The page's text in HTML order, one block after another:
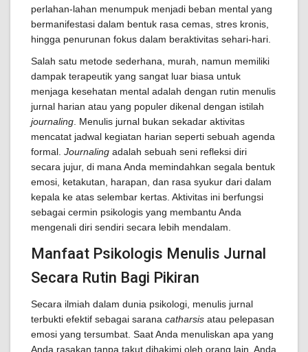
perlahan-lahan menumpuk menjadi beban mental yang
bermanifestasi dalam bentuk rasa cemas, stres kronis,
hingga penurunan fokus dalam beraktivitas sehari-hari.
Salah satu metode sederhana, murah, namun memiliki
dampak terapeutik yang sangat luar biasa untuk
menjaga kesehatan mental adalah dengan rutin menulis
jurnal harian atau yang populer dikenal dengan istilah
journaling . Menulis jurnal bukan sekadar aktivitas
mencatat jadwal kegiatan harian seperti sebuah agenda
formal. Journaling adalah sebuah seni refleksi diri
secara jujur, di mana Anda memindahkan segala bentuk
emosi, ketakutan, harapan, dan rasa syukur dari dalam
kepala ke atas selembar kertas. Aktivitas ini berfungsi
sebagai cermin psikologis yang membantu Anda
mengenali diri sendiri secara lebih mendalam.
Manfaat Psikologis Menulis Jurnal
Secara Rutin Bagi Pikiran
Secara ilmiah dalam dunia psikologi, menulis jurnal
terbukti efektif sebagai sarana catharsis atau pelepasan
emosi yang tersumbat. Saat Anda menuliskan apa yang
Anda rasakan tanpa takut dihakimi oleh orang lain, Anda